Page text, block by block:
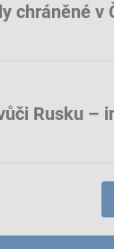
chráněné v
Rusku –